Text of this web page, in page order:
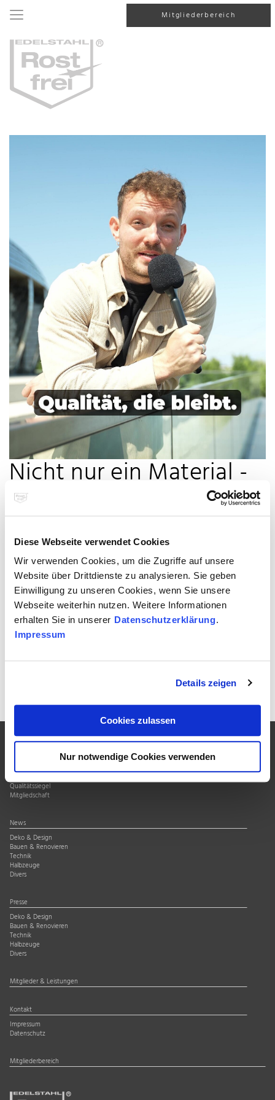
Diese Webseite verwendet Cookies
Wir verwenden Cookies, um die Zugriffe auf unsere
Website über Drittdienste zu analysieren. Sie geben
Einwilligung zu unseren Cookies, wenn Sie unsere
Webseite weiterhin nutzen. Weitere Informationen
erhalten Sie in unserer Datenschutzerklärung.
Impressum
Details zeigen
Cookies zulassen
Nur notwendige Cookies verwenden
Mitgliederbereich
Nicht nur ein Material -
auch eine Haltung
Rostfreier Edelstahl = Wertigkeit statt Wegwerfmentalität ♻️
Qualität, die bleibt – im Bau 🏗️, Alltag 🏠 & Industrie ⚙️
Hier unser Instagram-Reel
Qualitätssiegel
Mitgliedschaft
News
Deko & Design
Bauen & Renovieren
Technik
Halbzeuge
Divers
Presse
Deko & Design
Bauen & Renovieren
Technik
Halbzeuge
Divers
Mitglieder & Leistungen
Kontakt
Impressum
Datenschutz
Mitgliederbereich